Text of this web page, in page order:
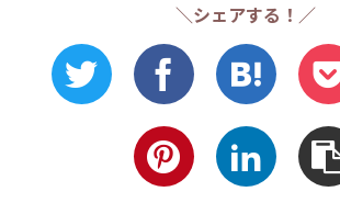
＼シェアする！／